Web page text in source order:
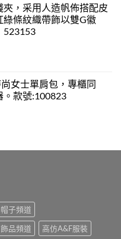
夾，采用人造帆佈搭配皮
條紋織帶飾以雙G徽
523153
女士單肩包，專櫃同
。款號:100823
子頻道
品頻道
高仿A&F服裝